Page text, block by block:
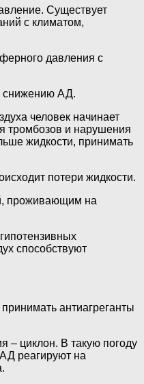
Существует
с климатом,
давления с
снижению АД.
человек начинает
тромбозов и нарушения
жидкости, принимать
потери жидкости.
проживающим на
способствуют
антиагреганты
– циклон. В такую погоду
реагируют на